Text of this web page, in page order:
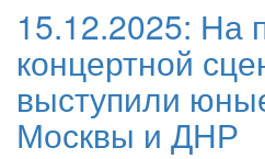
15.12.2025: На
концертной
выступили
Москвы и ДНР